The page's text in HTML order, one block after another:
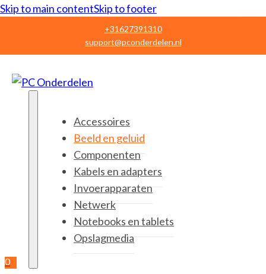
Skip to main contentSkip to footer
+31627391310
support@pconderdelen.nl
0
Accessoires
Beeld en geluid
Componenten
Kabels en adapters
Invoerapparaten
Netwerk
Notebooks en tablets
Opslagmedia